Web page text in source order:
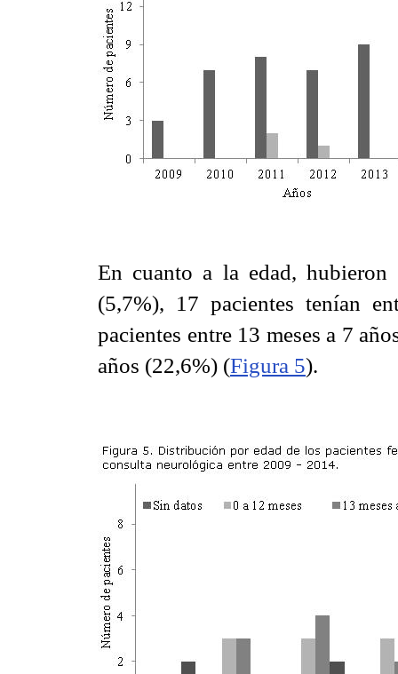
En cuanto a la edad, hubieron
(5,7%), 17 pacientes tenían
pacientes entre 13 meses a 7
años (22,6%) (Figura 5).